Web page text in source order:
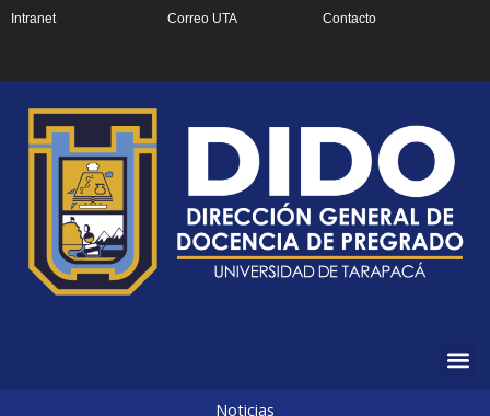
Intranet Correo UTA Contacto
Noticias